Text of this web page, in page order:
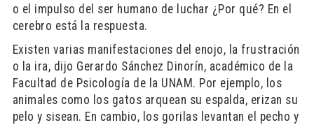
o el impulso del ser humano de luchar ¿Por qué? En el
cerebro está la respuesta.
Existen varias manifestaciones del enojo, la frustración
o la ira, dijo Gerardo Sánchez Dinorín, académico de la
Facultad de Psicología de la UNAM. Por ejemplo, los
animales como los gatos arquean su espalda, erizan su
pelo y sisean. En cambio, los gorilas levantan el pecho y